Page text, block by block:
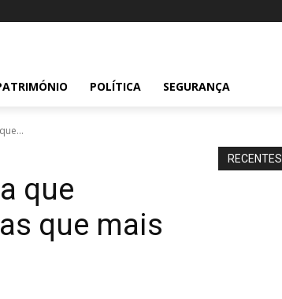
POLÍTICA SEGURANÇA
que
que mais
RECENTES